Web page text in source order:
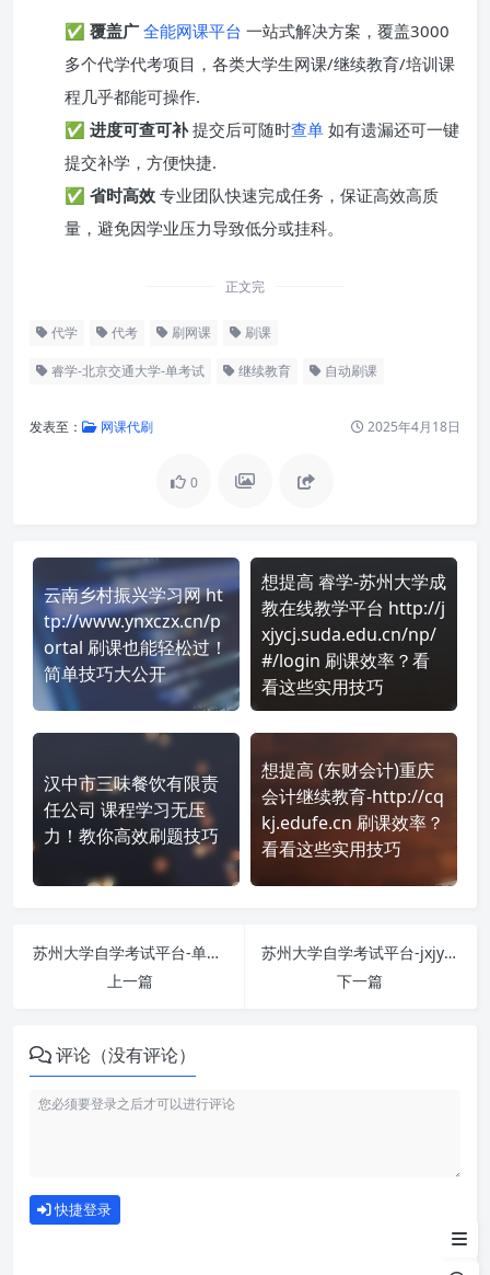
✅ 覆盖广 全能网课平台 一站式解决方案，覆盖3000
多个代学代考项目，各类大学生网课/继续教育/培训课
程几乎都能可操作.
✅ 进度可查可补提交后可随时查单 如有遗漏还可一键
提交补学，方便快捷.
✅ 省时高效 专业团队快速完成任务，保证高效高质
量，避免因学业压力导致低分或挂科。
正文完
代学 代考 刷网课 刷课
睿学-北京交通大学-单考试 继续教育 自动刷课
发表至： 网课代刷 2025年4月18日
0
云南乡村振兴学习网 ht
tp://www.ynxczx.cn/p
ortal 刷课也能轻松过！
简单技巧大公开
想提高 睿学-苏州大学成
教在线教学平台 http://j
xjycj.suda.edu.cn/np/
#/login 刷课效率？看
看这些实用技巧
汉中市三味餐饮有限责
任公司 课程学习无压
力！教你高效刷题技巧
想提高 (东财会计)重庆
会计继续教育-http://cq
kj.edufe.cn 刷课效率？
看看这些实用技巧
苏州大学自学考试平台-单考试 刷课也能轻松过！简单技巧大公开
上一篇
苏州大学自学考试平台-jxjyzk.suda.edu.cn 刷课也能轻松过！简单技巧大公开
下一篇
评论（没有评论）
快捷登录